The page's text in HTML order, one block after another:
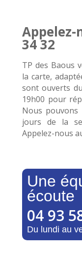
34 32
TP des Baous
la carte,
sont ouverts
19h00 pour
Nous
jours de la
Appelez-nous
Une
écoute
04 93
Du lundi au